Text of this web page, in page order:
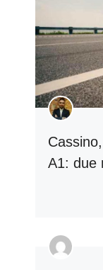
A1: due